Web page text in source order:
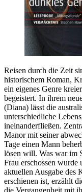
Reisen durch die Zeit
historischem Roman,
ein eigenes Genre
begeistert. In ihrem
(Diana) lässt die
unterschiedliche
ineinanderfließen.
Manor mit seiner
Tage einen Mann
lösen will. Was war im
Frau erschossen wurde
aktuellen Ausgabe des
erschienen ist, erzählt
die Vergangenheit mit